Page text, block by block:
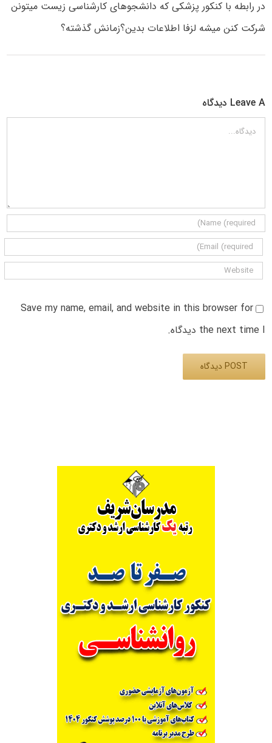
در رابطه با کنکور پزشکی که دانشجوهای کارشناسی زیست میتونن
شرکت کنن میشه لزفا اطلاعات بدین؟زمانش گذشته؟
Leave A دیدگاه
دیدگاه
Save my name, email, and website in this browser for
the next time I دیدگاه.